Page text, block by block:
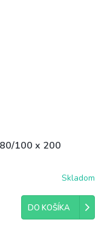
100 x 200
Skladom
DO KOŠÍKA